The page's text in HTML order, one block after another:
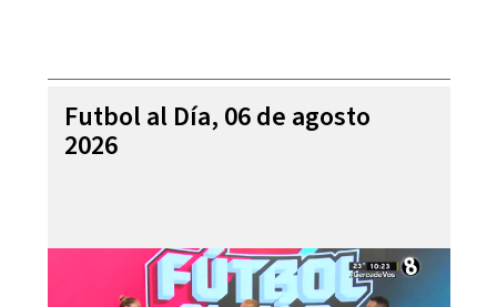
Futbol al Día, 06 de agosto
2026